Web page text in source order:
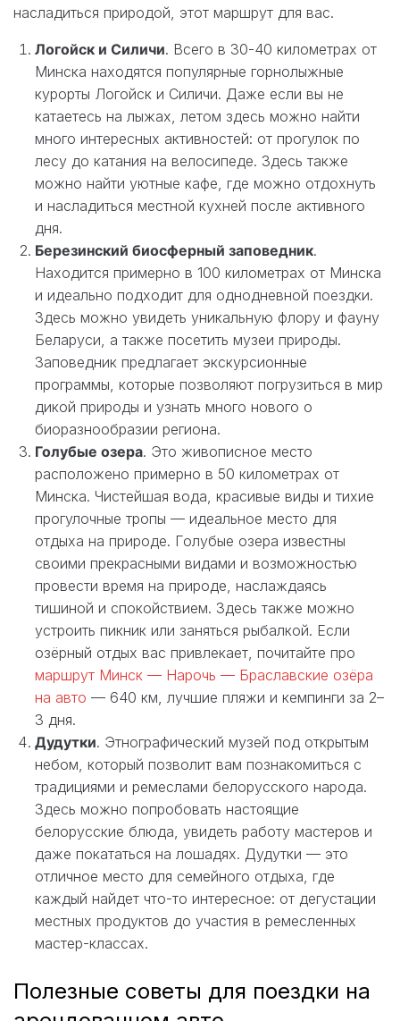
насладиться природой, этот маршрут для вас.
Логойск и Силичи. Всего в 30-40 километрах от
Минска находятся популярные горнолыжные
курорты Логойск и Силичи. Даже если вы не
катаетесь на лыжах, летом здесь можно найти
много интересных активностей: от прогулок по
лесу до катания на велосипеде. Здесь также
можно найти уютные кафе, где можно отдохнуть
и насладиться местной кухней после активного
дня.
Березинский биосферный заповедник.
Находится примерно в 100 километрах от Минска
и идеально подходит для однодневной поездки.
Здесь можно увидеть уникальную флору и фауну
Беларуси, а также посетить музеи природы.
Заповедник предлагает экскурсионные
программы, которые позволяют погрузиться в мир
дикой природы и узнать много нового о
биоразнообразии региона.
Голубые озера. Это живописное место
расположено примерно в 50 километрах от
Минска. Чистейшая вода, красивые виды и тихие
прогулочные тропы — идеальное место для
отдыха на природе. Голубые озера известны
своими прекрасными видами и возможностью
провести время на природе, наслаждаясь
тишиной и спокойствием. Здесь также можно
устроить пикник или заняться рыбалкой. Если
озёрный отдых вас привлекает, почитайте про
маршрут Минск — Нарочь — Браславские озёра
на авто — 640 км, лучшие пляжи и кемпинги за 2–
3 дня.
Дудутки. Этнографический музей под открытым
небом, который позволит вам познакомиться с
традициями и ремеслами белорусского народа.
Здесь можно попробовать настоящие
белорусские блюда, увидеть работу мастеров и
даже покататься на лошадях. Дудутки — это
отличное место для семейного отдыха, где
каждый найдет что-то интересное: от дегустации
местных продуктов до участия в ремесленных
мастер-классах.
Полезные советы для поездки на